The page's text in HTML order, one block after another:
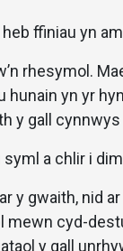
ffiniau yn
rhesymol.
hunain yn yr
y gall
a chlir i
y gwaith, nid
mewn cyd-
y gall